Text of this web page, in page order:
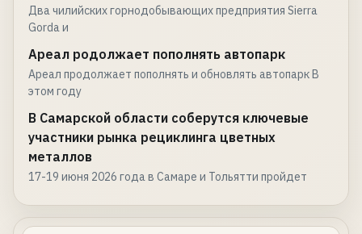
Два чилийских горнодобывающих предприятия Sierra
Gorda и
Ареал родолжает пополнять автопарк
Ареал продолжает пополнять и обновлять автопарк В
этом году
В Самарской области соберутся ключевые
участники рынка рециклинга цветных
металлов
17-19 июня 2026 года в Самаре и Тольятти пройдет